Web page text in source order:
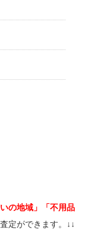
の地域」「不用品
定ができます。↓↓